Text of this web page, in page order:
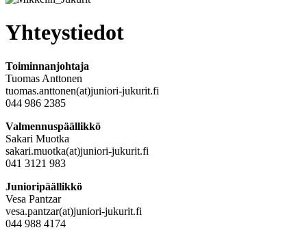
Yhteystiedot
Toiminnanjohtaja
Tuomas Anttonen
tuomas.anttonen(at)juniori-jukurit.fi
044 986 2385
Valmennuspäällikkö
Sakari Muotka
sakari.muotka(at)juniori-jukurit.fi
041 3121 983
Junioripäällikkö
Vesa Pantzar
vesa.pantzar(at)juniori-jukurit.fi
044 988 4174